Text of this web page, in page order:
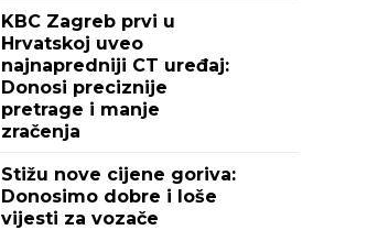
KBC Zagreb prvi u
Hrvatskoj uveo
najnapredniji CT uređaj:
Donosi preciznije
pretrage i manje
zračenja
Stižu nove cijene goriva:
Donosimo dobre i loše
vijesti za vozače